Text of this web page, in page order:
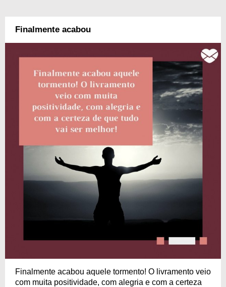
Finalmente acabou
Finalmente acabou aquele tormento! O livramento veio
com muita positividade, com alegria e com a certeza